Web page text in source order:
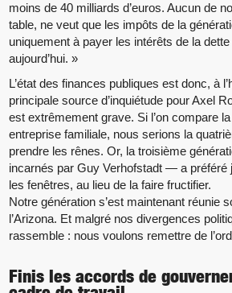
moins de 40 milliards d’euros. Aucun de
table, ne veut que les impôts de la
uniquement à payer les intérêts de la
aujourd’hui. »
L’état des finances publiques est donc, à
principale source d’inquiétude pour Axel
est extrêmement grave. Si l’on compare
entreprise familiale, nous serions la
prendre les rênes. Or, la troisième
incarnés par Guy Verhofstadt — a préféré
les fenêtres, au lieu de la faire fructifier.
Notre génération s’est maintenant réunie
l’Arizona. Et malgré nos divergences
rassemble : nous voulons remettre de
Finis les accords de